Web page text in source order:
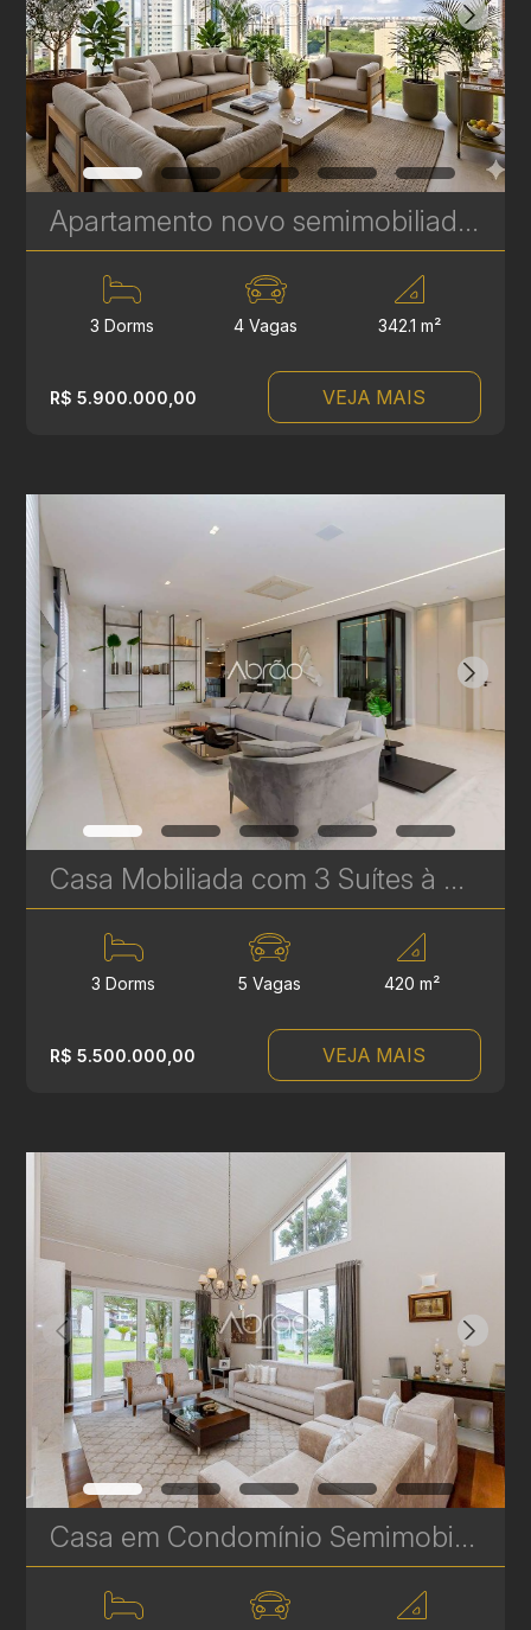
Apartamento novo semimobiliado com 3 suítes no Ecoville - Seventy Upper Mansion - 342 m² | Ref. 452
3 Dorms 4 Vagas 342.1 m²
R$ 5.900.000,00 VEJA MAIS
Casa Mobiliada com 3 Suítes à Venda no Pilarzinho – 521,45 m² | Ref 335
3 Dorms 5 Vagas 420 m²
R$ 5.500.000,00 VEJA MAIS
Casa em Condomínio Semimobiliada com 4 Suítes no Ecoville – 500 m² - Alto Padrão e Exclusividade - Ref 412